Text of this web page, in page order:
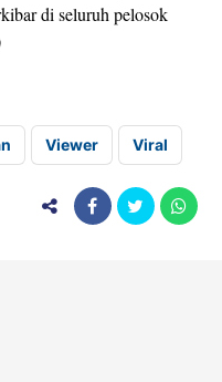
di seluruh pelosok
Viewer Viral